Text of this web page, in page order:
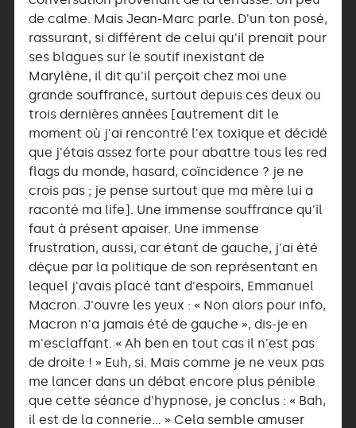
de calme. Mais Jean-Marc parle. D'un ton posé,
rassurant, si différent de celui qu'il prenait pour
ses blagues sur le soutif inexistant de
Marylène, il dit qu'il perçoit chez moi une
grande souffrance, surtout depuis ces deux ou
trois dernières années [autrement dit le
moment où j'ai rencontré l'ex toxique et décidé
que j'étais assez forte pour abattre tous les red
flags du monde, hasard, coïncidence ? je ne
crois pas ; je pense surtout que ma mère lui a
raconté ma life]. Une immense souffrance qu'il
faut à présent apaiser. Une immense
frustration, aussi, car étant de gauche, j'ai été
déçue par la politique de son représentant en
lequel j'avais placé tant d'espoirs, Emmanuel
Macron. J'ouvre les yeux : « Non alors pour info,
Macron n'a jamais été de gauche », dis-je en
m'esclaffant. « Ah ben en tout cas il n'est pas
de droite ! » Euh, si. Mais comme je ne veux pas
me lancer dans un débat encore plus pénible
que cette séance d'hypnose, je conclus : « Bah,
il est de la connerie… » Cela semble amuser